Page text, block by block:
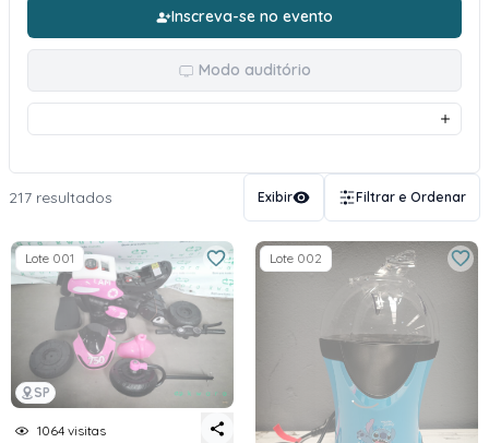
Inscreva-se no evento
Modo auditório
217 resultados Exibir Filtrar e Ordenar
SP
Lote 001
1064 visitas
Lote 002